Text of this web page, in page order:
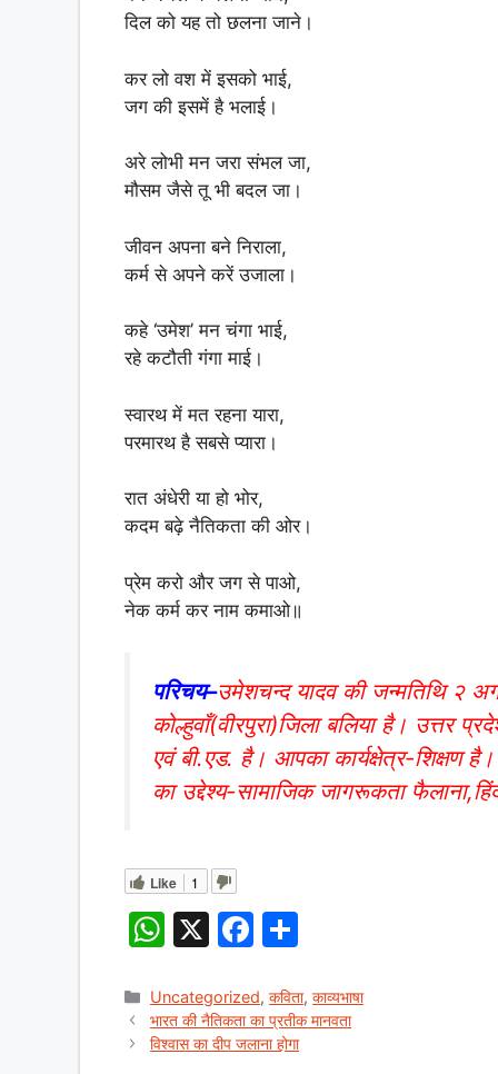
दिल को यह तो छलना जाने।
कर लो वश में इसको भाई,
जग की इसमें है भलाई।
अरे लोभी मन जरा संभल जा,
मौसम जैसे तू भी बदल जा।
जीवन अपना बने निराला,
कर्म से अपने करें उजाला।
कहे ‘उमेश’ मन चंगा भाई,
रहे कटौती गंगा माई।
स्वारथ में मत रहना यारा,
परमारथ है सबसे प्यारा।
रात अंधेरी या हो भोर,
कदम बढ़े नैतिकता की ओर।
प्रेम करो और जग से पाओ,
नेक कर्म कर नाम कमाओ॥
परिचय–उमेशचन्द यादव की जन्मतिथि २
कोल्हुवाँ(वीरपुरा)जिला बलिया है। उत्तर
एवं बी.एड. है। आपका कार्यक्षेत्र-
का उद्देश्य-सामाजिक जागरूकता
Like 1
W
at
s
X
F
c
e
ar
e
Categories
Uncategorized,कविता,काव्यभाषा
भारत की नैतिकता का प्रतीक मानवता
विश्वास का दीप जलाना होगा